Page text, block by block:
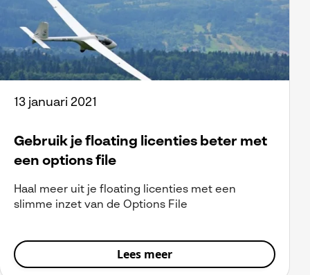
13 januari 2021
Gebruik je floating licenties beter met
een options file
Haal meer uit je floating licenties met een
slimme inzet van de Options File
Lees meer